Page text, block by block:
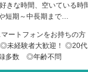
きな時間、空いている
短期～中長期まで…
ートフォンをお持ちの
未経験者大歓迎！ ◎20
多数 ◎年齢不問